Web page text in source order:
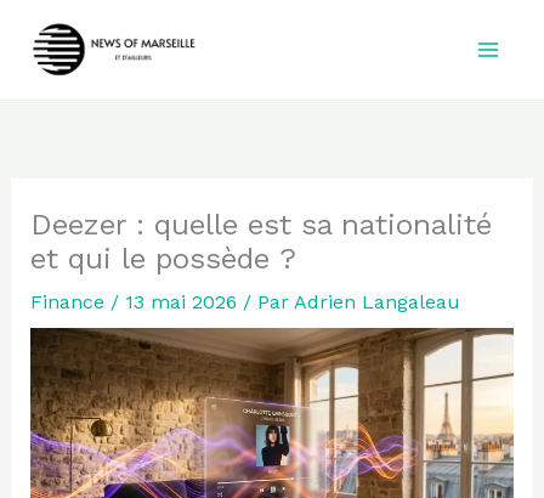
Deezer : quelle est sa nationalité
et qui le possède ?
Finance / 13 mai 2026 / Par Adrien Langaleau